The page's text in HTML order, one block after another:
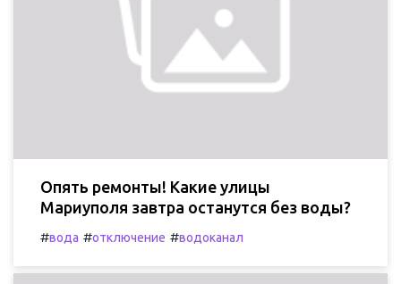
Опять ремонты! Какие улицы
Мариуполя завтра останутся без воды?
#вода #отключение #водоканал